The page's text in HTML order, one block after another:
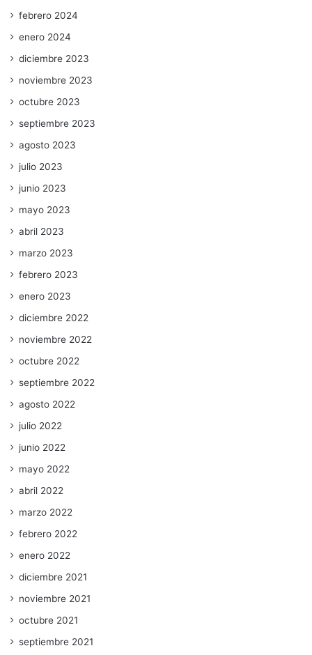
febrero 2024
enero 2024
diciembre 2023
noviembre 2023
octubre 2023
septiembre 2023
agosto 2023
julio 2023
junio 2023
mayo 2023
abril 2023
marzo 2023
febrero 2023
enero 2023
diciembre 2022
noviembre 2022
octubre 2022
septiembre 2022
agosto 2022
julio 2022
junio 2022
mayo 2022
abril 2022
marzo 2022
febrero 2022
enero 2022
diciembre 2021
noviembre 2021
octubre 2021
septiembre 2021